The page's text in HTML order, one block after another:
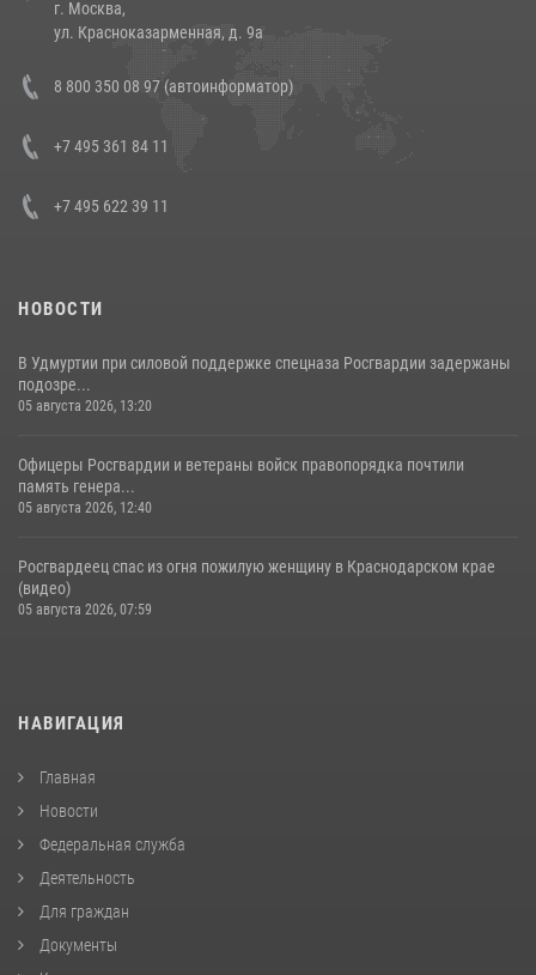
14 июля 2026, 12:20
В Росгвардии прошла военно-научная конференция по обобщению
боевого опыта
г. Москва,
ул. Красноказарменная, д. 9а
8 800 350 08 97 (автоинформатор)
+7 495 361 84 11
+7 495 622 39 11
НОВОСТИ
В Удмуртии при силовой поддержке спецназа Росгвардии задержаны
подозре...
05 августа 2026, 13:20
Офицеры Росгвардии и ветераны войск правопорядка почтили
память генера...
05 августа 2026, 12:40
Росгвардеец спас из огня пожилую женщину в Краснодарском крае
(видео)
05 августа 2026, 07:59
НАВИГАЦИЯ
Главная
Новости
Федеральная служба
Деятельность
Для граждан
Документы